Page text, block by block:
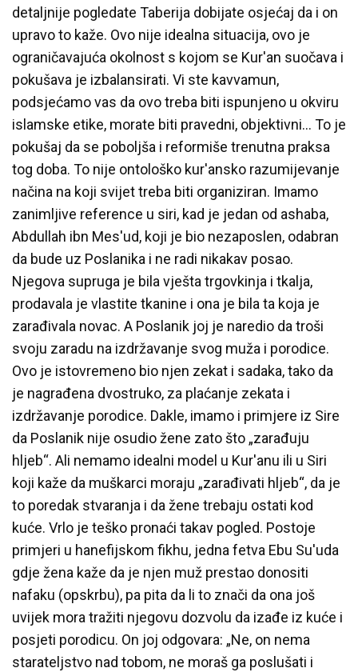
detaljnije pogledate Taberija dobijate osjećaj da i on
upravo to kaže. Ovo nije idealna situacija, ovo je
ograničavajuća okolnost s kojom se Kur'an suočava i
pokušava je izbalansirati. Vi ste kavvamun,
podsjećamo vas da ovo treba biti ispunjeno u okviru
islamske etike, morate biti pravedni, objektivni… To je
pokušaj da se poboljša i reformiše trenutna praksa
tog doba. To nije ontološko kur'ansko razumijevanje
načina na koji svijet treba biti organiziran. Imamo
zanimljive reference u siri, kad je jedan od ashaba,
Abdullah ibn Mes'ud, koji je bio nezaposlen, odabran
da bude uz Poslanika i ne radi nikakav posao.
Njegova supruga je bila vješta trgovkinja i tkalja,
prodavala je vlastite tkanine i ona je bila ta koja je
zarađivala novac. A Poslanik joj je naredio da troši
svoju zaradu na izdržavanje svog muža i porodice.
Ovo je istovremeno bio njen zekat i sadaka, tako da
je nagrađena dvostruko, za plaćanje zekata i
izdržavanje porodice. Dakle, imamo i primjere iz Sire
da Poslanik nije osudio žene zato što „zarađuju
hljeb“. Ali nemamo idealni model u Kur'anu ili u Siri
koji kaže da muškarci moraju „zarađivati hljeb“, da je
to poredak stvaranja i da žene trebaju ostati kod
kuće. Vrlo je teško pronaći takav pogled. Postoje
primjeri u hanefijskom fikhu, jedna fetva Ebu Su'uda
gdje žena kaže da je njen muž prestao donositi
nafaku (opskrbu), pa pita da li to znači da ona još
uvijek mora tražiti njegovu dozvolu da izađe iz kuće i
posjeti porodicu. On joj odgovara: „Ne, on nema
starateljstvo nad tobom, ne moraš ga poslušati i